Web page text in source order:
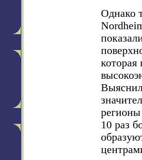
Однако
которая
10 раз